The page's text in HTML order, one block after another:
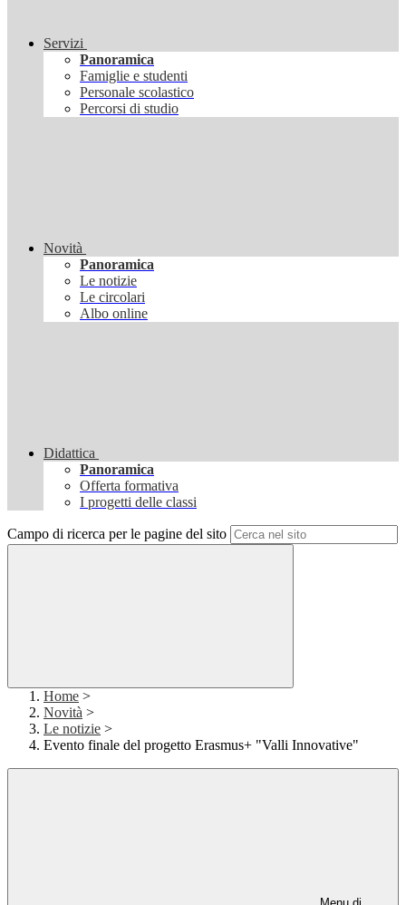
Servizi
Panoramica
Famiglie e studenti
Personale scolastico
Percorsi di studio
Novità
Panoramica
Le notizie
Le circolari
Albo online
Didattica
Panoramica
Offerta formativa
I progetti delle classi
Campo di ricerca per le pagine del sito
Home >
Novità >
Le notizie >
Evento finale del progetto Erasmus+ "Valli Innovative"